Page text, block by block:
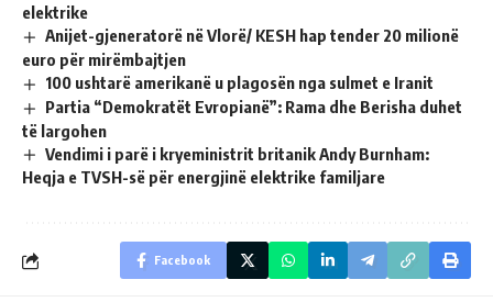
elektrike
Anijet-gjeneratorë në Vlorë/ KESH hap tender 20 milionë
euro për mirëmbajtjen
100 ushtarë amerikanë u plagosën nga sulmet e Iranit
Partia “Demokratët Evropianë”: Rama dhe Berisha duhet
të largohen
Vendimi i parë i kryeministrit britanik Andy Burnham:
Heqja e TVSH-së për energjinë elektrike familjare
Facebook